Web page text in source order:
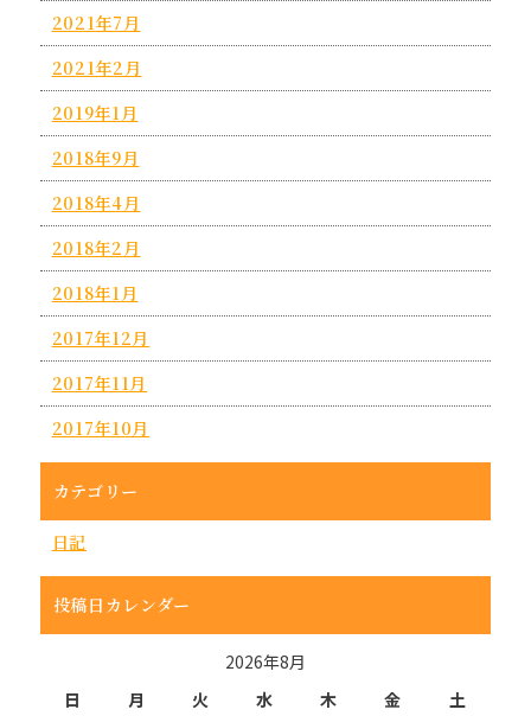
2021年7月
2021年2月
2019年1月
2018年9月
2018年4月
2018年2月
2018年1月
2017年12月
2017年11月
2017年10月
カテゴリー
日記
投稿日カレンダー
2026年8月
日
月 火 水 木 金 土